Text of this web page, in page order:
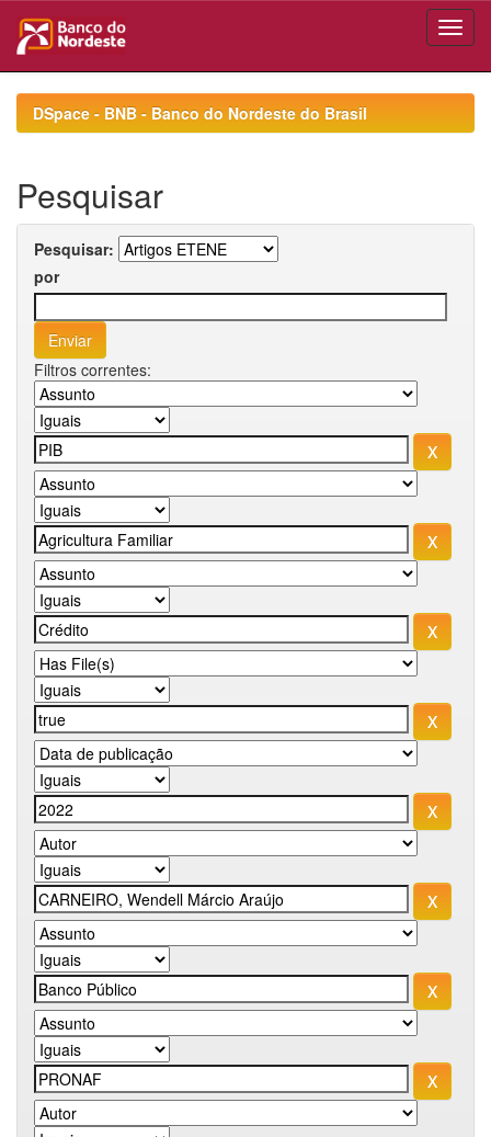
navigationDSpace - BNB - Banco do Nordeste do Brasil
Pesquisar
Pesquisar:
por
Filtros correntes: